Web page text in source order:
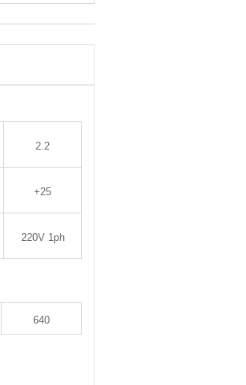
2.2
+25
220V 1ph
640